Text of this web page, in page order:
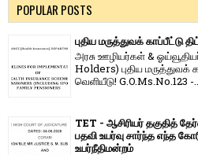
POPULAR POSTS
புதிய மருத்துவக்
அரசு ஊழியர்கள் &
Holders) புதிய
வெளியீடு! G.O.Ms.No.123 -
TET - ஆசிரியர் தகுதித்
பதவி உயர்வு சார்ந்த எந்த
உயர்நீதிமன்றம்